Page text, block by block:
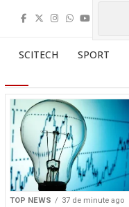
SCITECH SPORT
TOP NEWS 37 de minute ago